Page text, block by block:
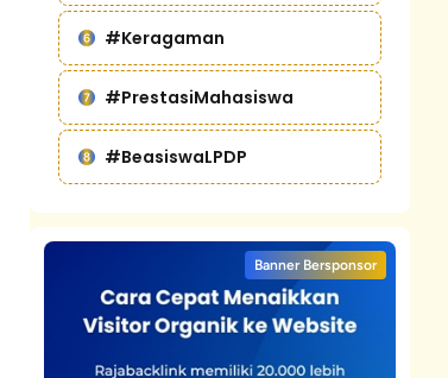
#Keragaman
#PrestasiMahasiswa
#BeasiswaLPDP
Banner Bersponsor